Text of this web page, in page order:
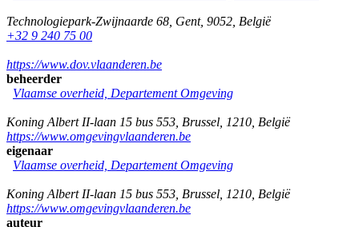
Technologiepark-Zwijnaarde 68 Gent, 9052 België
+32 9 240 75 00
https://www.dov.vlaanderen.be
beheerder
Vlaamse overheid, Departement Omgeving
Koning Albert II-laan 15 bus 553 Brussel 1210 België
https://www.omgevingvlaanderen.be
eigenaar
Vlaamse overheid, Departement Omgeving
Koning Albert II-laan 15 bus 553 Brussel 1210 België
https://www.omgevingvlaanderen.be
auteur